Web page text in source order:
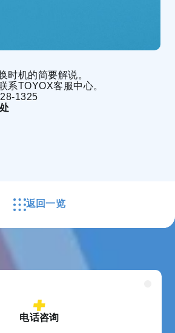
时机的简要解说。
系TOYOX客服中心。
1325
返回一览
电话咨询